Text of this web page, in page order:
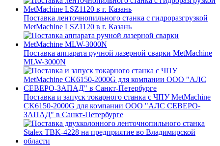
Поставка ленточнопильного станка c гидроразгрузкой
MetMachine LSZ1120 в г. Казань
Поставка аппарата ручной лазерной сварки MetMachine
MLW-3000N
Поставка и запуск токарного станка с ЧПУ MetMachine
CK6150-2000G для компании ООО "АЛС СЕВЕРО-
ЗАПАД" в Санкт-Петербурге